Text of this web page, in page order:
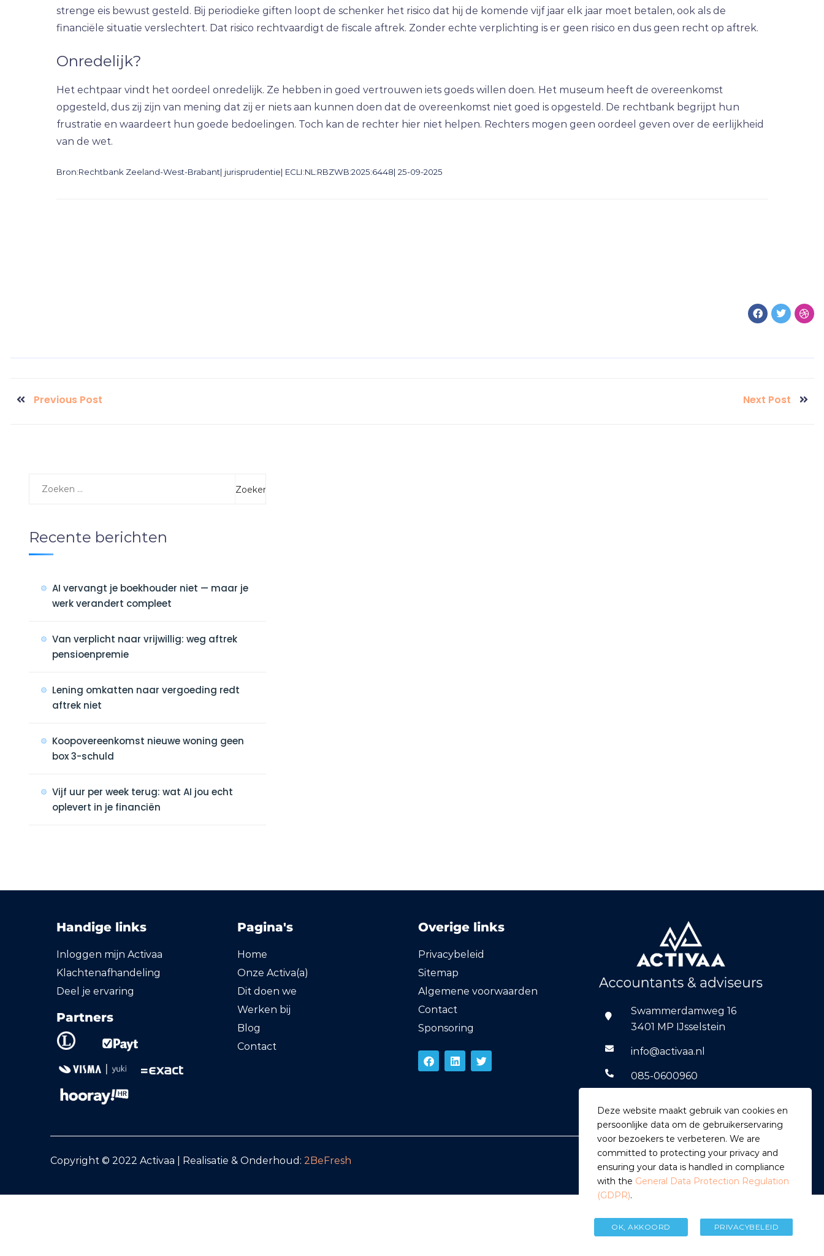
strenge eis bewust gesteld. Bij periodieke giften loopt de schenker het risico dat hij de komende vijf jaar elk jaar moet betalen, ook als de
financiële situatie verslechtert. Dat risico rechtvaardigt de fiscale aftrek. Zonder echte verplichting is er geen risico en dus geen recht op aftrek.
Onredelijk?
Het echtpaar vindt het oordeel onredelijk. Ze hebben in goed vertrouwen iets goeds willen doen. Het museum heeft de overeenkomst
opgesteld, dus zij zijn van mening dat zij er niets aan kunnen doen dat de overeenkomst niet goed is opgesteld. De rechtbank begrijpt hun
frustratie en waardeert hun goede bedoelingen. Toch kan de rechter hier niet helpen. Rechters mogen geen oordeel geven over de eerlijkheid
van de wet.
Bron:Rechtbank Zeeland-West-Brabant| jurisprudentie| ECLI:NL:RBZWB:2025:6448| 25-09-2025
Previous Post Next Post
Recente berichten
AI vervangt je boekhouder niet — maar je
werk verandert compleet
Van verplicht naar vrijwillig: weg aftrek
pensioenpremie
Lening omkatten naar vergoeding redt
aftrek niet
Koopovereenkomst nieuwe woning geen
box 3-schuld
Vijf uur per week terug: wat AI jou echt
oplevert in je financiën
Handige links
Inloggen mijn Activaa
Klachtenafhandeling
Deel je ervaring
Partners
Pagina's
Home
Onze Activa(a)
Dit doen we
Werken bij
Blog
Contact
Overige links
Privacybeleid
Sitemap
Algemene voorwaarden
Contact
Sponsoring
Swammerdamweg 16
3401 MP IJsselstein
info@activaa.nl
085-0600960
Copyright © 2022 Activaa | Realisatie & Onderhoud: 2BeFresh
Deze website maakt gebruik van cookies en
persoonlijke data om de gebruikerservaring
voor bezoekers te verbeteren. We are
committed to protecting your privacy and
ensuring your data is handled in compliance
with the General Data Protection Regulation
(GDPR).
OK, AKKOORD PRIVACYBELEID